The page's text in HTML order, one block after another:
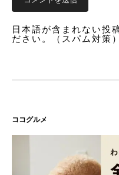
日本語が含まれない投
ださい。（スパム対策）
ココグルメ